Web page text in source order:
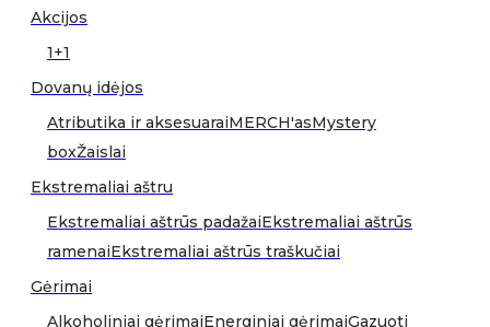
Akcijos
1+1
Dovanų idėjos
Atributika ir aksesuaraiMERCH'asMystery
boxŽaislai
Ekstremaliai aštru
Ekstremaliai aštrūs padažaiEkstremaliai aštrūs
ramenaiEkstremaliai aštrūs traškučiai
Gėrimai
Alkoholiniai gėrimaiEnerginiai gėrimaiGazuoti